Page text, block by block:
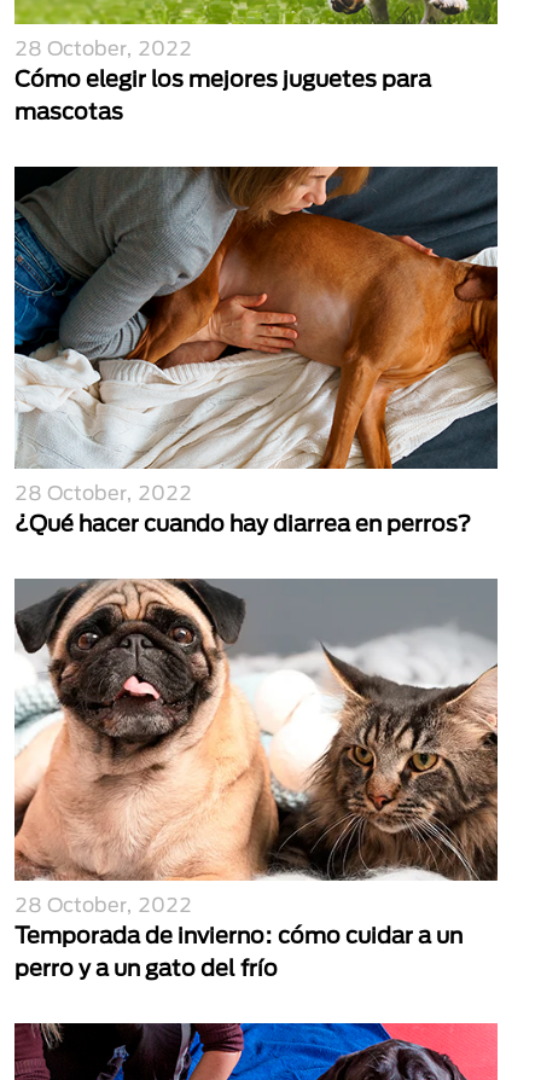
28 October, 2022
Cómo elegir los mejores juguetes para
mascotas
28 October, 2022
¿Qué hacer cuando hay diarrea en perros?
28 October, 2022
Temporada de invierno: cómo cuidar a un
perro y a un gato del frío